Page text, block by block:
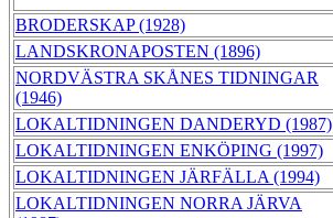
BRODERSKAP (1928)
LANDSKRONAPOSTEN (1896)
NORDVÄSTRA SKÅNES TIDNINGAR
(1946)
LOKALTIDNINGEN DANDERYD (1987)
LOKALTIDNINGEN ENKÖPING (1997)
LOKALTIDNINGEN JÄRFÄLLA (1994)
LOKALTIDNINGEN NORRA JÄRVA